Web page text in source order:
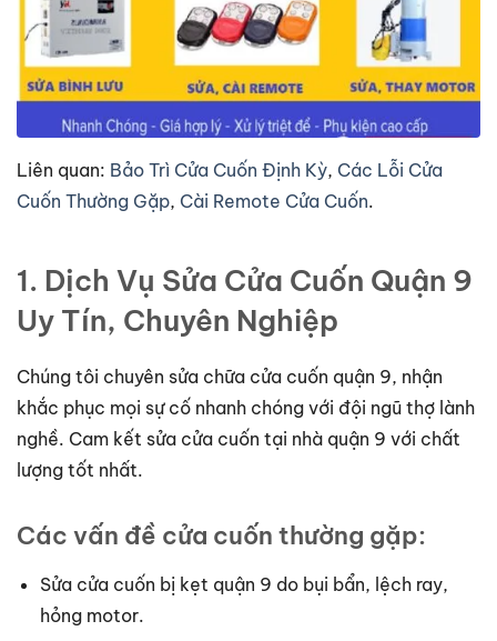
Liên quan: Bảo Trì Cửa Cuốn Định Kỳ, Các Lỗi Cửa
Cuốn Thường Gặp, Cài Remote Cửa Cuốn.
1. Dịch Vụ Sửa Cửa Cuốn Quận 9
Uy Tín, Chuyên Nghiệp
Chúng tôi chuyên sửa chữa cửa cuốn quận 9, nhận
khắc phục mọi sự cố nhanh chóng với đội ngũ thợ lành
nghề. Cam kết sửa cửa cuốn tại nhà quận 9 với chất
lượng tốt nhất.
Các vấn đề cửa cuốn thường gặp:
Sửa cửa cuốn bị kẹt quận 9 do bụi bẩn, lệch ray,
hỏng motor.